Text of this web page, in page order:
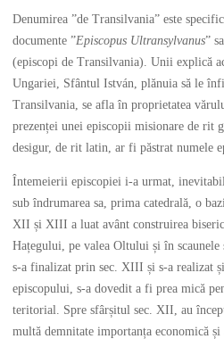
Denumirea ”de Transilvania” este
documente ”Episcopus Ultransylvanus”
(episcopi de Transilvania). Unii explică
Ungariei, Sfântul István, plănuia să le
Transilvania, se afla în proprietatea
prezenței unei episcopii misionare de rit
desigur, de rit latin, ar fi păstrat numele
Întemeierii episcopiei i-a urmat,
sub îndrumarea sa, prima catedrală, o
XII și XIII a luat avânt construirea
Hațegului, pe valea Oltului și în scaunele
s-a finalizat prin sec. XIII și s-a realizat
episcopului, s-a dovedit a fi prea mică
teritorial. Spre sfârșitul sec. XII, au
multă demnitate importanța economică